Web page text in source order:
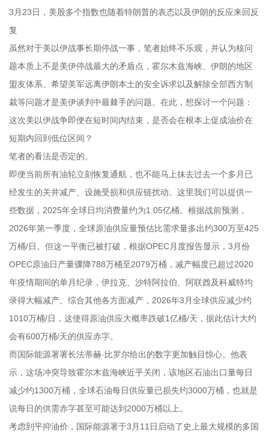
3月23日，美股多个指数也随着特朗普的表态以及伊朗的反应来回反
复
虽然对于美以伊战事长期停战一事，笔者始终不乐观，并认为核问
题本质上不是美伊停战最大的矛盾点，霍尔木兹海峡、伊朗的地区
盟友体系、希望美军远离伊朗本土的安全诉求以及解除全部西方制
裁等问题才是美伊谈判中最棘手的问题。在此，想探讨一个问题：
这次美以伊战争即便在短时间内结束，是否会在根本上促成油价在
短期内回到低位区间？
笔者的看法是否定的。
即便当前所有油轮立刻恢复通航，也不能马上抹去过去一个多月已
经发生的关井减产、设施受损和供应链扰动。这里我们可以提供一
些数据，2025年全球日均消费量约为1.05亿桶。根据战前预测，
2026年第一季度，全球原油供应量预估比需求量多出约300万至425
万桶/日。但这一平衡已被打破，根据OPEC月度报告显示，3月份
OPEC原油日产量骤降788万桶至2079万桶，减产幅度已超过2020
年疫情期间的单月纪录，伊拉克、沙特阿拉伯、阿联酋及科威特均
录得大幅减产。综合其他各方面减产，2026年3月全球供应减少约
1010万桶/日，这使得原油供应大概率跌破1亿桶/天，据此估计大约
会有600万桶/天的供应赤字。
而国际能源署署长法蒂赫·比罗尔给出的数字更加触目惊心。他表
示，这场冲突导致霍尔木兹海峡近乎关闭，该地区石油出口量每日
减少约1300万桶，全球石油每日供应量已损失约3000万桶，也就是
说每日的供需赤字甚至可能达到2000万桶以上。
考虑到平抑油价，国际能源署于3月11日启动了史上最大规模的多国